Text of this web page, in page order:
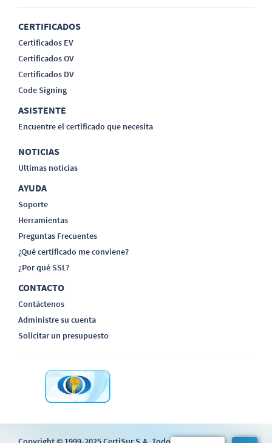
CERTIFICADOS
Certificados EV
Certificados OV
Certificados DV
Code Signing
ASISTENTE
Encuentre el certificado que necesita
NOTICIAS
Ultimas noticias
AYUDA
Soporte
Herramientas
Preguntas Frecuentes
¿Qué certificado me conviene?
¿Por qué SSL?
CONTACTO
Contáctenos
Administre su cuenta
Solicitar un presupuesto